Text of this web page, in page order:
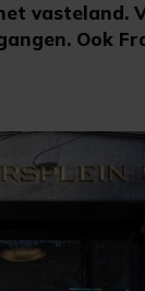
vasteland.
Ook